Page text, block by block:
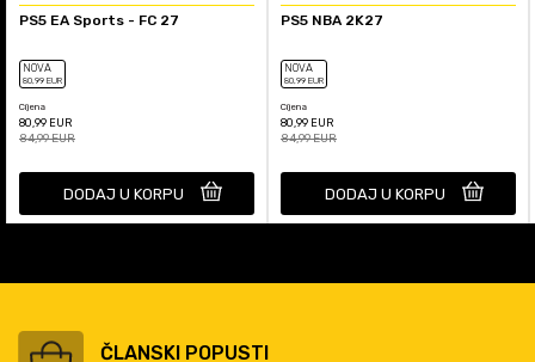
PS5 EA Sports - FC 27
NOVA
80,99 EUR
Cijena
80,99 EUR
84,99EUR
DODAJ U KORPU
PS5 NBA 2K27
NOVA
80,99 EUR
Cijena
80,99 EUR
84,99EUR
DODAJ U KORPU
ČLANSKI POPUSTI